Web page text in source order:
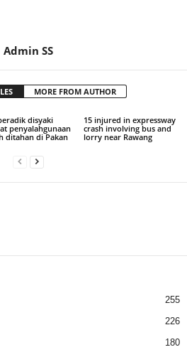
Admin SS
MORE FROM AUTHOR
disyaki
penyalahgunaan
ditahan di Pakan
15 injured in expressway
crash involving bus and
lorry near Rawang
255
226
180